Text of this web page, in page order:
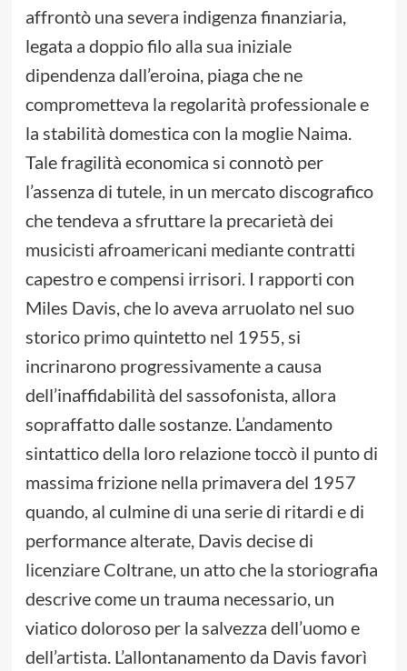
affrontò una severa indigenza finanziaria,
legata a doppio filo alla sua iniziale
dipendenza dall’eroina, piaga che ne
comprometteva la regolarità professionale e
la stabilità domestica con la moglie Naima.
Tale fragilità economica si connotò per
l’assenza di tutele, in un mercato discografico
che tendeva a sfruttare la precarietà dei
musicisti afroamericani mediante contratti
capestro e compensi irrisori. I rapporti con
Miles Davis, che lo aveva arruolato nel suo
storico primo quintetto nel 1955, si
incrinarono progressivamente a causa
dell’inaffidabilità del sassofonista, allora
sopraffatto dalle sostanze. L’andamento
sintattico della loro relazione toccò il punto di
massima frizione nella primavera del 1957
quando, al culmine di una serie di ritardi e di
performance alterate, Davis decise di
licenziare Coltrane, un atto che la storiografia
descrive come un trauma necessario, un
viatico doloroso per la salvezza dell’uomo e
dell’artista. L’allontanamento da Davis favorì